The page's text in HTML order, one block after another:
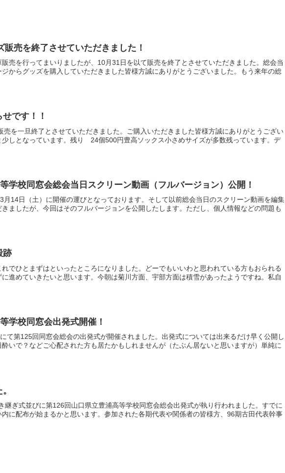
売を終了させていただきました！
売を行ってまいりましたが、10月31日を以て販売を終了とさせていただきました。総会当
からグッズを購入していただきました皆様方誠にありがとうございました。もう来年の総
です！！
売を一旦終了とさせていただきました。ご購入いただきました皆様方誠にありがとうござい
少しとなっています。残り 24個500円豊高ソックス小さめサイズが多数残っています。デ
学校同窓会総会当日スクリーン動画（フルバージョン）公開！
月14日（土）に開催の運びとなっております。そして以前総会当日のスクリーン動画を編集
ましたが、今回はそのフルバージョンを公開したします。ただし、個人情報などの問題も
跡
でひとまずはといったところになりました。どーでもいいわと思われている方もおられる
進めていきたいと思います。今朝は菊川方面、宇部方面は積雪があったようですね。私自
学校同窓会出発式開催！
て第125回同窓会総会の出発式が開催されました。出発式については出来るだけ早く公開し
いで？などご心配された方も居たかもしれませんが（たぶん居ないと思いますが）単純に
継ぎ式並びに第126回山口県立豊浦高等学校同窓会総会出発式が執り行われました。すでに
に配布が始まるかと思います。参加された各期代表や関係者の皆様方、96期古田代表幹事